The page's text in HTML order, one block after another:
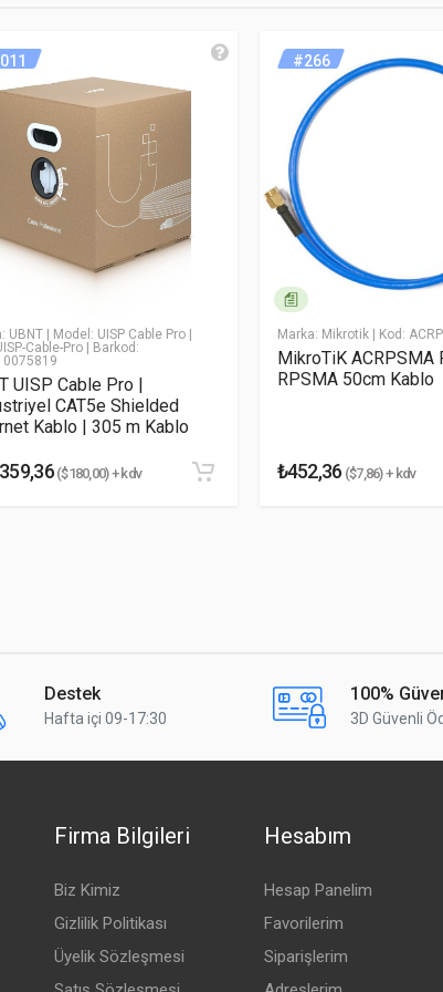
CAT5e, korumalı (shielded)
ASTM G 151/154
1 Gbps’ye kadar
AWG
bakır (solid bare copper)
± 0.005 mm
polietilen
0.295 mm, Minimum: 0.29 mm
1.16 ± 0.02 mm
6.8 ± 0.30 mm
Metre CAT5-E Shielded
* Email Adresiniz
UBNT | Model: UISP Cable Pro
Cable-Pro
| Barkod:
UISP Cable Pro |
CAT5e Shielded
Kablo | 305 m Kablo
($180,00) + kdv
Marka: Mikrotik | Kod:
#266
MikroTiK ACRPSMA
RPSMA 50cm Kablo
₺452,36 ($7,86) + kdv
Destek
Hafta içi 09-17:30
100%
3D Güvenli
Firma Bilgileri
Biz Kimiz
Gizlilik Politikası
Üyelik Sözleşmesi
Hesabım
Hesap Panelim
Favorilerim
Siparişlerim